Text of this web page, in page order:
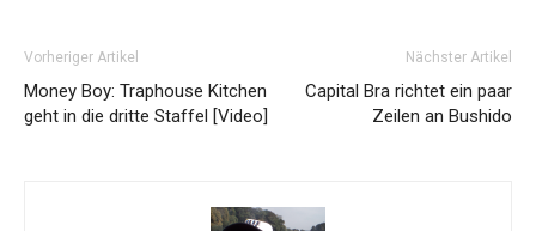
Vorheriger Artikel
Money Boy: Traphouse Kitchen
geht in die dritte Staffel [Video]
Nächster Artikel
Capital Bra richtet ein paar
Zeilen an Bushido